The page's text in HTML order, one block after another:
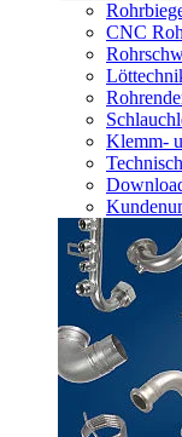
CNC
Klemm-